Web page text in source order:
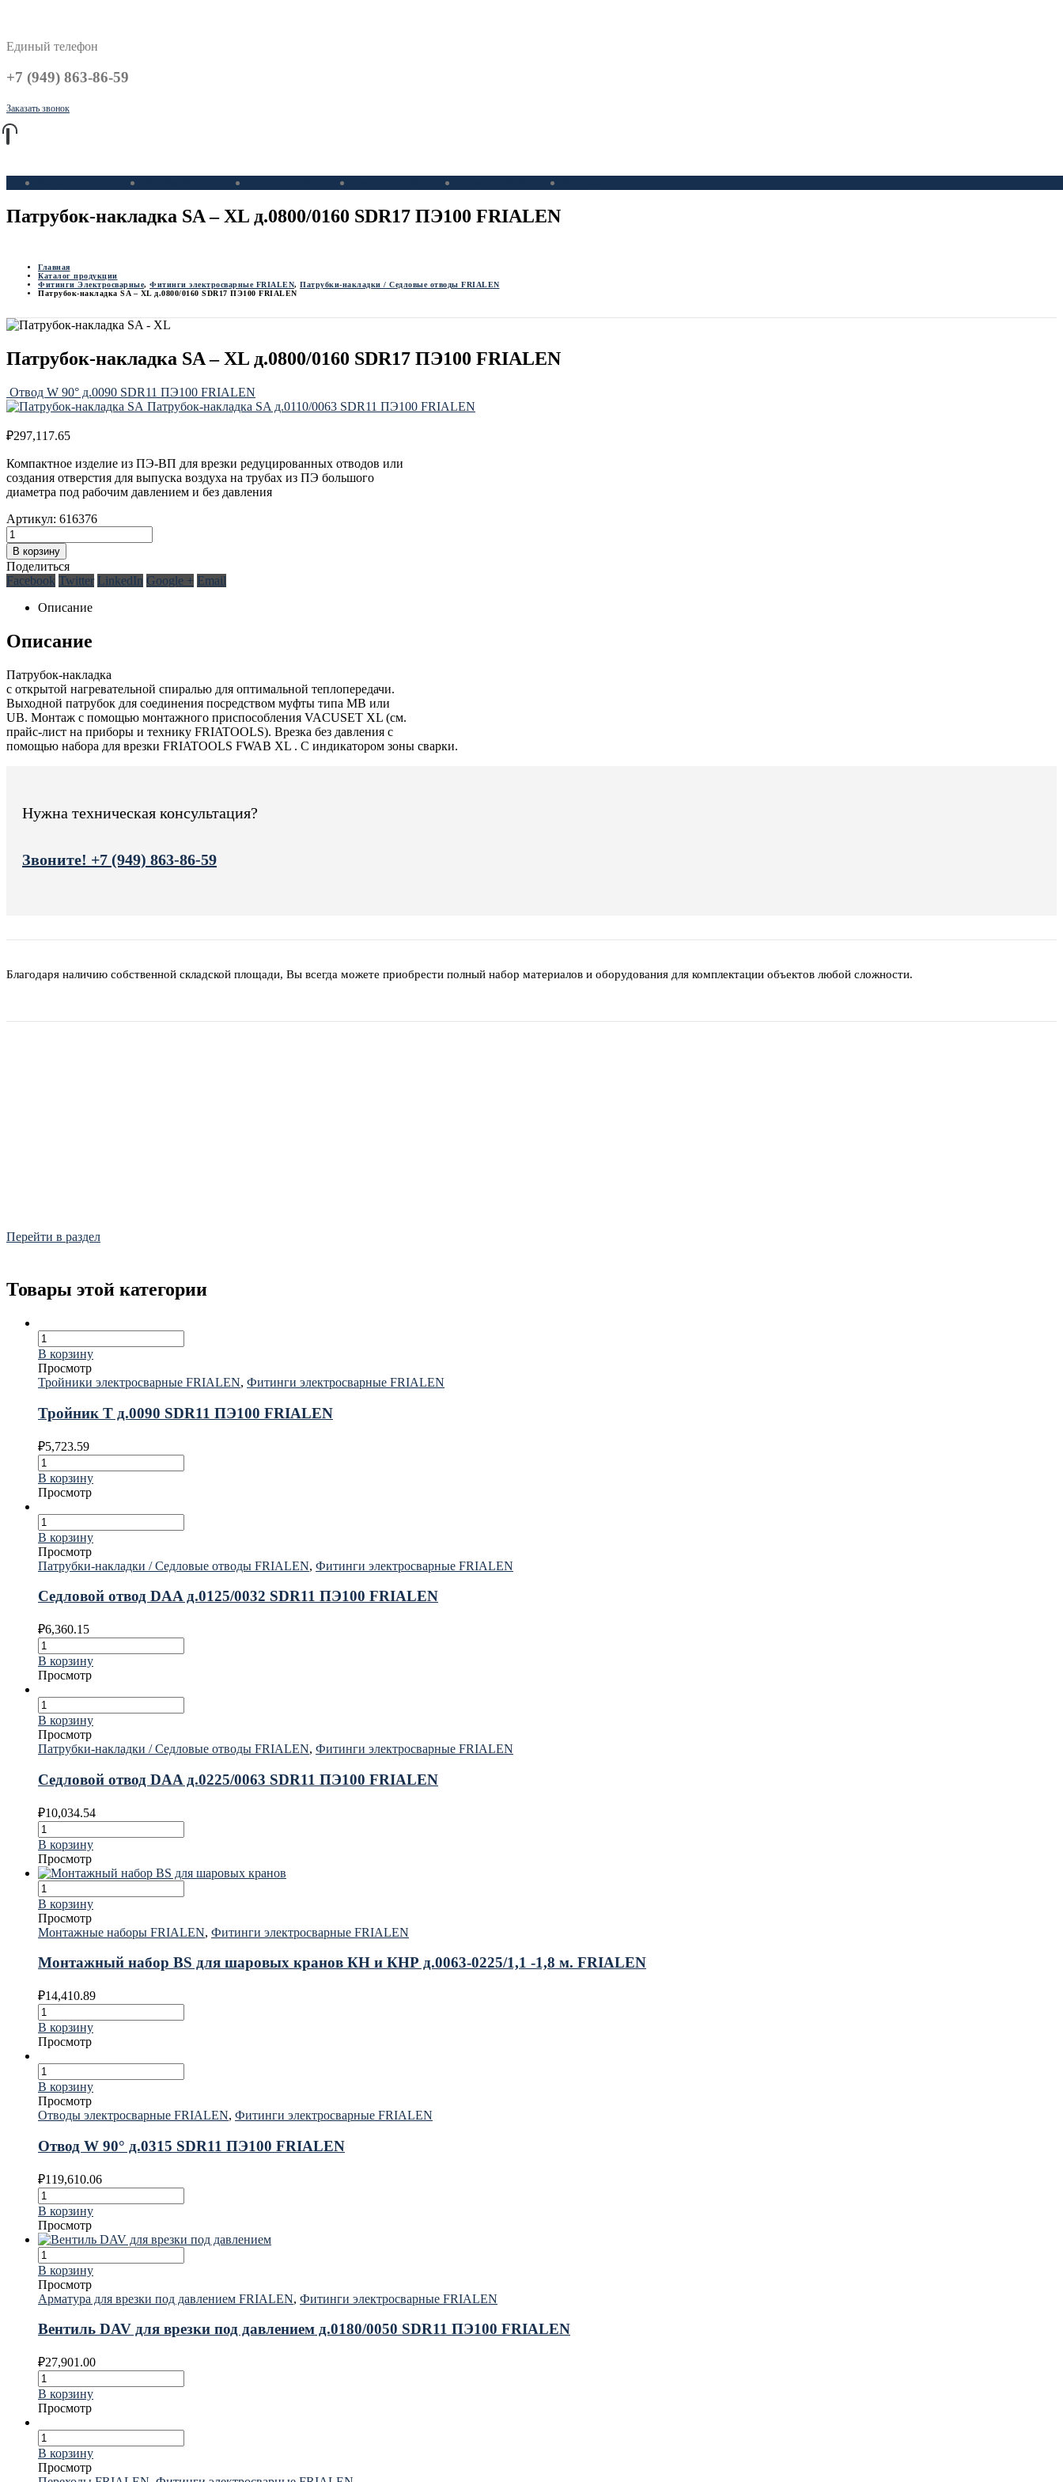
Единый телефон
+7 (949) 863-86-59
Заказать звонок
Патрубок-накладка SA – XL д.0800/0160 SDR17 ПЭ100 FRIALEN
Главная
Каталог продукции
Фитинги Электросварные, Фитинги электросварные FRIALEN, Патрубки-накладки / Седловые отводы FRIALEN
Патрубок-накладка SA – XL д.0800/0160 SDR17 ПЭ100 FRIALEN
Патрубок-накладка SA – XL д.0800/0160 SDR17 ПЭ100 FRIALEN
Отвод W 90° д.0090 SDR11 ПЭ100 FRIALEN
Патрубок-накладка SA д.0110/0063 SDR11 ПЭ100 FRIALEN
₽297,117.65
Компактное изделие из ПЭ-ВП для врезки редуцированных отводов или
создания отверстия для выпуска воздуха на трубах из ПЭ большого
диаметра под рабочим давлением и без давления
Артикул: 616376
В корзину
Поделиться
Facebook Twitter LinkedIn Google + Email
Описание
Описание
Патрубок-накладка
с открытой нагревательной спиралью для оптимальной теплопередачи.
Выходной патрубок для соединения посредством муфты типа MB или
UB. Монтаж с помощью монтажного приспособления VACUSET XL (см.
прайс-лист на прибoры и технику FRIATOOLS). Врезка без давления с
помощью набора для врезки FRIATOOLS FWAB XL . С индикатором зоны сварки.
Нужна техническая консультация?
Звоните! +7 (949) 863-86-59
Благодаря наличию собственной складской площади, Вы всегда можете приобрести полный набор материалов и оборудования для комплектации объектов любой сложности.
Перейти в раздел
Товары этой категории
В корзину
Просмотр
Тройники электросварные FRIALEN, Фитинги электросварные FRIALEN
Тройник T д.0090 SDR11 ПЭ100 FRIALEN
₽5,723.59
В корзину
Просмотр
В корзину
Просмотр
Патрубки-накладки / Седловые отводы FRIALEN, Фитинги электросварные FRIALEN
Седловой отвод DAA д.0125/0032 SDR11 ПЭ100 FRIALEN
₽6,360.15
В корзину
Просмотр
В корзину
Просмотр
Патрубки-накладки / Седловые отводы FRIALEN, Фитинги электросварные FRIALEN
Седловой отвод DAA д.0225/0063 SDR11 ПЭ100 FRIALEN
₽10,034.54
В корзину
Просмотр
В корзину
Просмотр
Монтажные наборы FRIALEN, Фитинги электросварные FRIALEN
Монтажный набор BS для шаровых кранов КН и КНР д.0063-0225/1,1 -1,8 м. FRIALEN
₽14,410.89
В корзину
Просмотр
В корзину
Просмотр
Отводы электросварные FRIALEN, Фитинги электросварные FRIALEN
Отвод W 90° д.0315 SDR11 ПЭ100 FRIALEN
₽119,610.06
В корзину
Просмотр
В корзину
Просмотр
Арматура для врезки под давлением FRIALEN, Фитинги электросварные FRIALEN
Вентиль DAV для врезки под давлением д.0180/0050 SDR11 ПЭ100 FRIALEN
₽27,901.00
В корзину
Просмотр
В корзину
Просмотр